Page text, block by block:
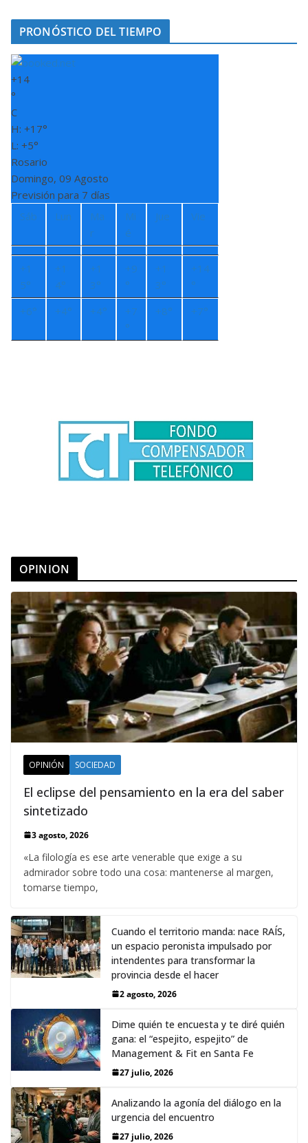
PRONÓSTICO DEL TIEMPO
+14
°
C
H: +17°
L: +5°
Rosario
Domingo, 09 Agosto
Previsión para 7 días
Sáb
Lun
Ma
r
Mi
é
Jue Vie
+1
5°
+1
4°
+1
3°
+9
°
+1
3°
+14
°
+6° +4° +4° +7
°
+8° +7°
OPINION
OPINIÓN SOCIEDAD
El eclipse del pensamiento en la era del saber
sintetizado
3 agosto, 2026
«La filología es ese arte venerable que exige a su
admirador sobre todo una cosa: mantenerse al margen,
tomarse tiempo,
Cuando el territorio manda: nace RAÍS,
un espacio peronista impulsado por
intendentes para transformar la
provincia desde el hacer
2 agosto, 2026
Dime quién te encuesta y te diré quién
gana: el “espejito, espejito” de
Management & Fit en Santa Fe
27 julio, 2026
Analizando la agonía del diálogo en la
urgencia del encuentro
27 julio, 2026